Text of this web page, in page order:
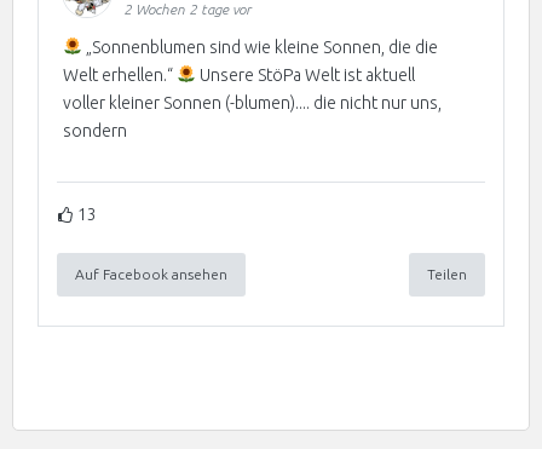
2 Wochen 2 tage vor
„Sonnenblumen sind wie kleine Sonnen, die die
Welt erhellen.“
Unsere StöPa Welt ist aktuell
voller kleiner Sonnen (-blumen).... die nicht nur uns,
sondern
13
Auf Facebook ansehen Teilen